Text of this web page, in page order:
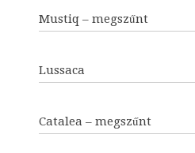
Mustiq – megszűnt
Lussaca
Catalea – megszűnt